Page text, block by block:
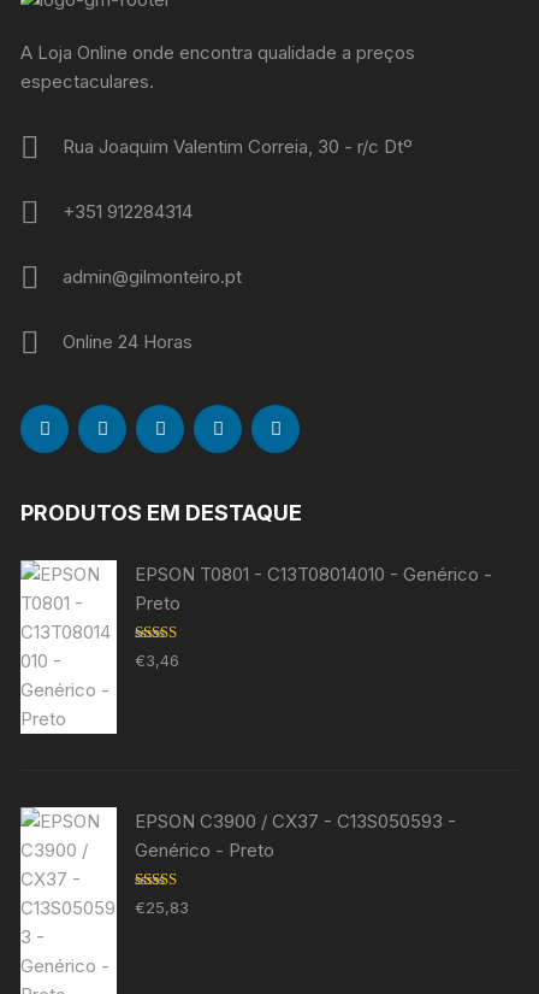
A Loja Online onde encontra qualidade a preços
espectaculares.
Rua Joaquim Valentim Correia, 30 - r/c Dtº
+351 912284314
admin@gilmonteiro.pt
Online 24 Horas
PRODUTOS EM DESTAQUE
EPSON T0801 - C13T08014010 - Genérico -
Preto
Avaliação
5.00 de 5
€3,46
EPSON C3900 / CX37 - C13S050593 -
Genérico - Preto
Avaliação
5.00de 5
€25,83